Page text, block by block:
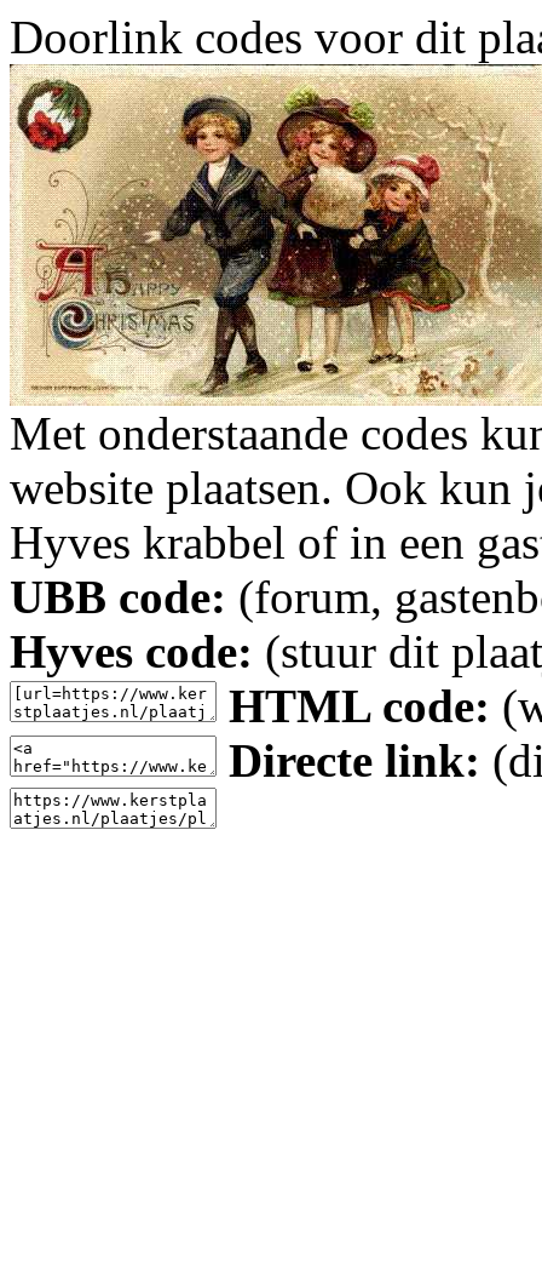
Doorlink codes voor dit
Met onderstaande codes
website plaatsen. Ook kun
Hyves krabbel of in een
UBB code: (forum,
Hyves code: (stuur dit
HTML code:
Directe link: